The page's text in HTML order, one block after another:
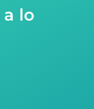
a lo